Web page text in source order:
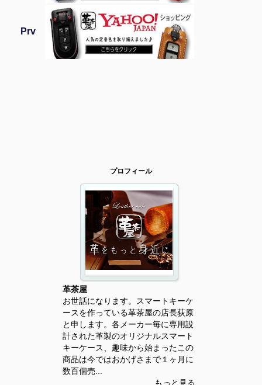
プロフィール
革茶屋
お世話になります。スマートキーケ
ースを作っている革茶屋の店長荻原
と申します。各メーカー毎に専用設
計された革製のオリジナルスマート
キーケース、趣味から始まったこの
商品は今ではおかげさまで１ヶ月に
数百個売...
もっと見る
Prv Home